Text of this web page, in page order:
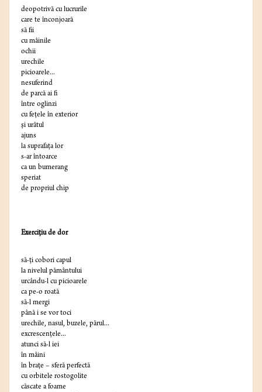
deopotrivă cu lucrurile
care te înconjoară
să fii
cu mâinile
ochii
urechile
picioarele...
nesuferind
de parcă ai fi
între oglinzi
cu feţele în exterior
şi urâtul
ajuns
la suprafaţa lor
s-ar întoarce
ca un bumerang
speriat
de propriul chip
Exerciţiu de dor
să-ţi cobori capul
la nivelul pământului
urcându-l cu picioarele
ca pe-o roată
să-l mergi
până i se vor toci
urechile, nasul, buzele, părul...
excrescenţele...
atunci să-l iei
în mâini
în braţe – sferă perfectă
cu orbitele rostogolite
căscate a foame